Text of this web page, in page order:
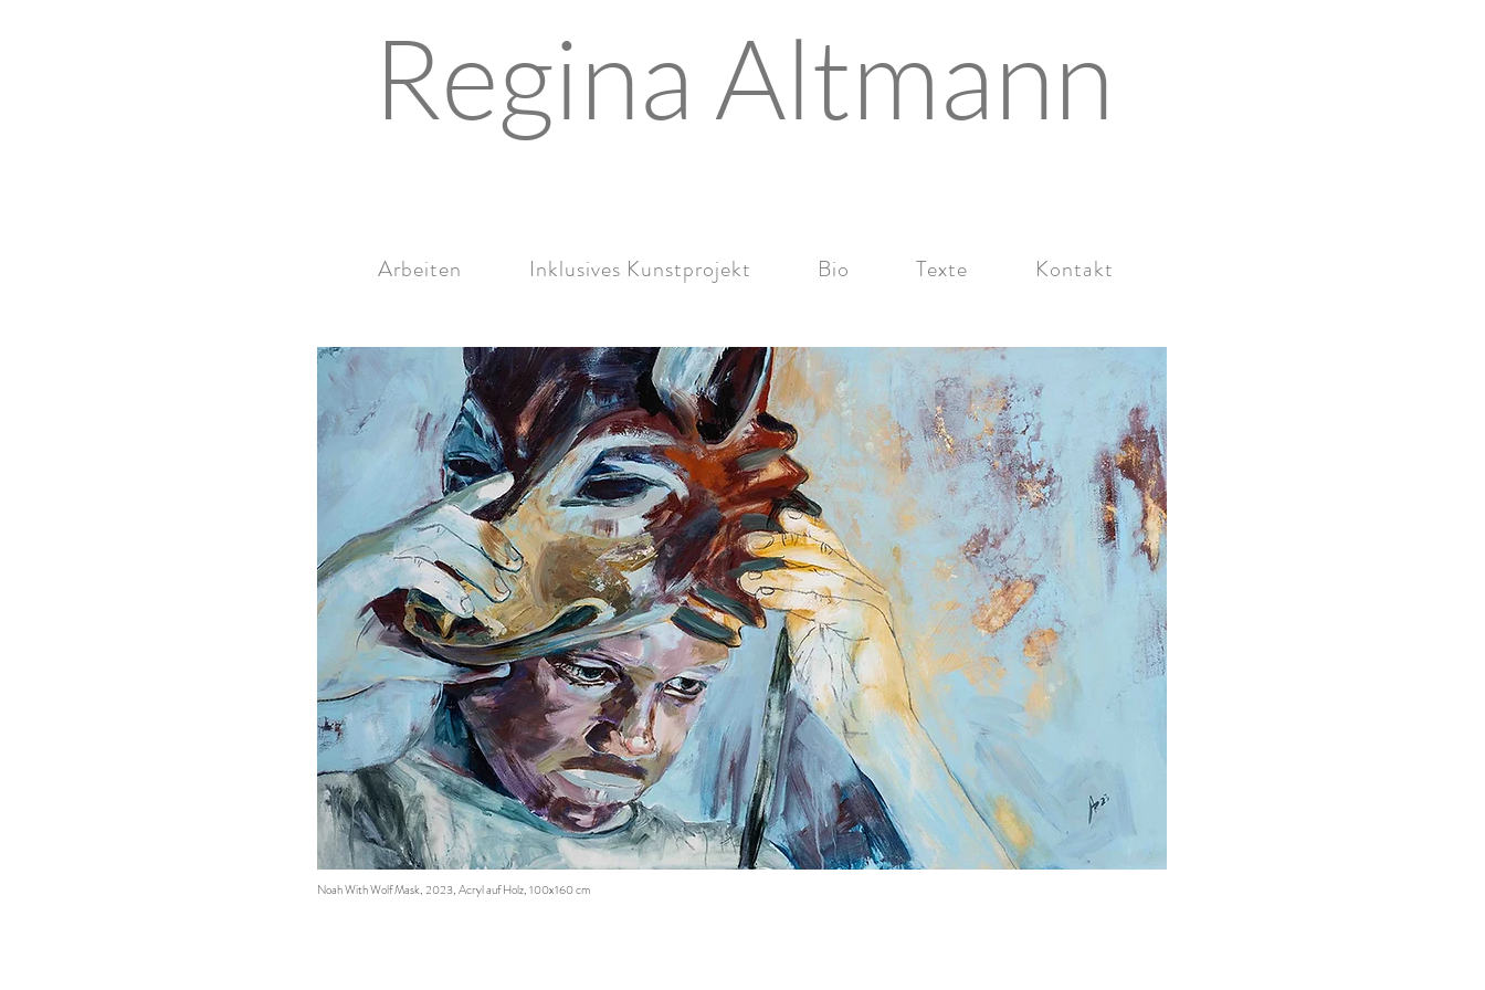
Regina Altmann
Arbeiten Inklusives Kunstprojekt Bio Texte Kontakt
Noah With Wolf Mask, 2023, Acryl auf Holz, 100x160 cm